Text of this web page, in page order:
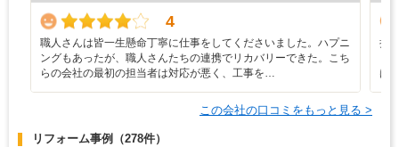
4
職人さんは皆一生懸命丁寧に仕事をしてくださいました。ハプニ
ングもあったが、職人さんたちの連携でリカバリーできた。こち
らの会社の最初の担当者は対応が悪く、工事を…
担
は
この会社の口コミをもっと見る >
リフォーム事例 （278件）